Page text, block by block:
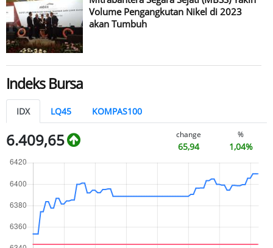
Volume Pengangkutan Nikel di 2023
akan Tumbuh
Indeks Bursa
IDX LQ45 KOMPAS100
6.409,65 change
65,94
%
1,04%